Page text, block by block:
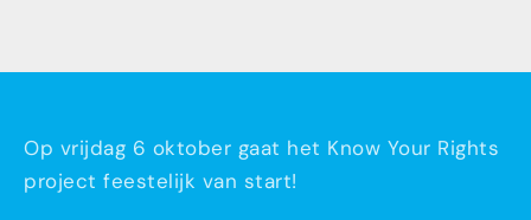
Op vrijdag 6 oktober gaat het Know Your Rights
project feestelijk van start!